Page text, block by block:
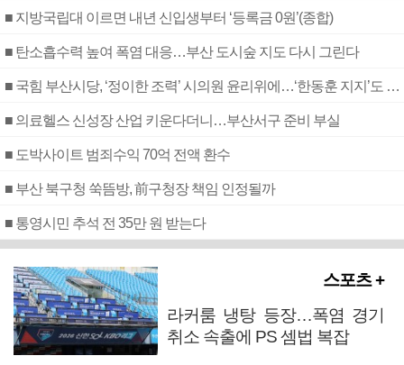
■ 지방국립대 이르면 내년 신입생부터 ‘등록금 0원’(종합)
■ 탄소흡수력 높여 폭염 대응…부산 도시숲 지도 다시 그린다
■ 국힘 부산시당, ‘정이한 조력’ 시의원 윤리위에…‘한동훈 지지’도 신고접수
■ 의료헬스 신성장 산업 키운다더니…부산서구 준비 부실
■ 도박사이트 범죄수익 70억 전액 환수
■ 부산 북구청 쑥뜸방, 前구청장 책임 인정될까
■ 통영시민 추석 전 35만 원 받는다
스포츠 +
라커룸 냉탕 등장…폭염 경기
취소 속출에 PS 셈법 복잡